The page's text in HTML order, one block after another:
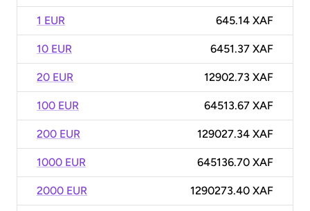
1 EUR 645.14 XAF
10 EUR 6451.37 XAF
20 EUR 12902.73 XAF
100 EUR 64513.67 XAF
200 EUR 129027.34 XAF
1000 EUR 645136.70 XAF
2000 EUR 1290273.40 XAF